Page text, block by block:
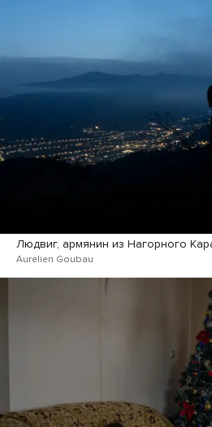
Людвиг, армянин из Нагорного
Aurelien Goubau